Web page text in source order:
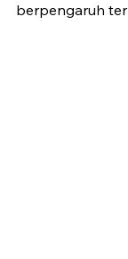
berpengaruh